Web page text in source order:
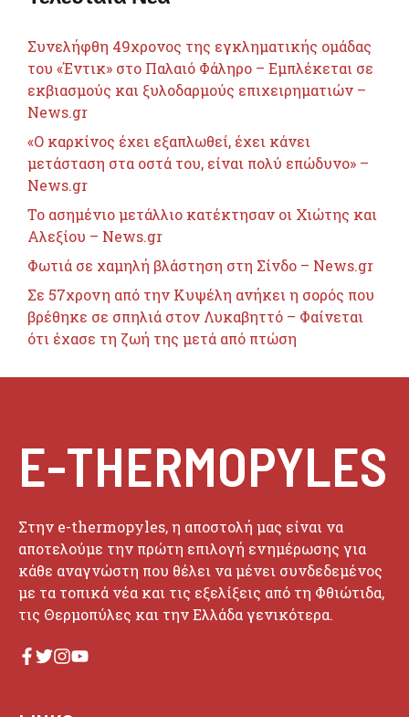
Συνελήφθη 49χρονος της εγκληματικής ομάδας
του «Έντικ» στο Παλαιό Φάληρο – Εμπλέκεται σε
εκβιασμούς και ξυλοδαρμούς επιχειρηματιών –
News.gr
«Ο καρκίνος έχει εξαπλωθεί, έχει κάνει
μετάσταση στα οστά του, είναι πολύ επώδυνο» –
News.gr
Το ασημένιο μετάλλιο κατέκτησαν οι Χιώτης και
Αλεξίου – News.gr
Φωτιά σε χαμηλή βλάστηση στη Σίνδο – News.gr
Σε 57χρονη από την Κυψέλη ανήκει η σορός που
βρέθηκε σε σπηλιά στον Λυκαβηττό – Φαίνεται
ότι έχασε τη ζωή της μετά από πτώση
E-THERMOPYLES
Στην e-thermopyles, η αποστολή μας είναι να
αποτελούμε την πρώτη επιλογή ενημέρωσης για
κάθε αναγνώστη που θέλει να μένει συνδεδεμένος
με τα τοπικά νέα και τις εξελίξεις από τη Φθιώτιδα,
τις Θερμοπύλες και την Ελλάδα γενικότερα.